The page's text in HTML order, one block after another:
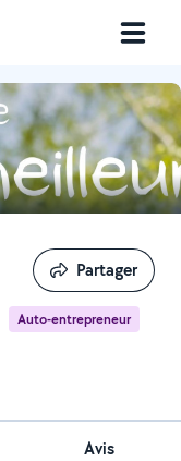
Auto-entrepreneur
Partager
Partager
Avis